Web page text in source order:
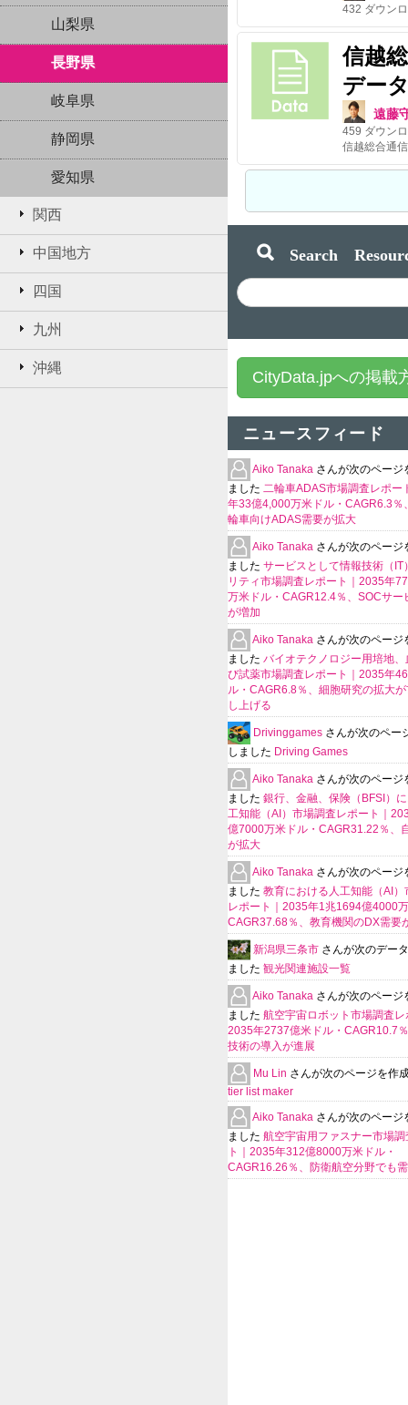
山梨県
長野県
岐阜県
静岡県
愛知県
関西
中国地方
四国
九州
沖縄
432 ダウン
信越
デー
遠藤
459 ダウン
Search
CityData.jpへの掲載
ニュースフィード
Aiko Tanaka さんが次のページ
ました 二輪車ADAS市場調査レポー
年33億4,000万米ドル・CAGR6.3％
輪車向けADAS需要が拡大
Aiko Tanaka さんが次のページ
ました サービスとして情報技術（IT
リティ市場調査レポート｜2035年
万米ドル・CAGR12.4％、SOCサー
が増加
Aiko Tanaka さんが次のページ
ました バイオテクノロジー用培地、
び試薬市場調査レポート｜2035年
ル・CAGR6.8％、細胞研究の拡大
し上げる
Drivinggames さんが次のペー
しました Driving Games
Aiko Tanaka さんが次のページ
ました 銀行、金融、保険（BFSI）
工知能（AI）市場調査レポート｜
億7000万米ドル・CAGR31.22％、
が拡大
Aiko Tanaka さんが次のページ
ました 教育における人工知能（AI）
レポート｜2035年1兆1694億4000
CAGR37.68％、教育機関のDX需要
新潟県三条市 さんが次のデー
ました 観光関連施設一覧
Aiko Tanaka さんが次のページ
ました 航空宇宙ロボット市場調査レ
2035年2737億米ドル・CAGR10.7
技術の導入が進展
Mu Lin さんが次のページを作
tier list maker
Aiko Tanaka さんが次のページ
ました 航空宇宙用ファスナー市場調
ト｜2035年312億8000万米ドル・
CAGR16.26％、防衛航空分野でも